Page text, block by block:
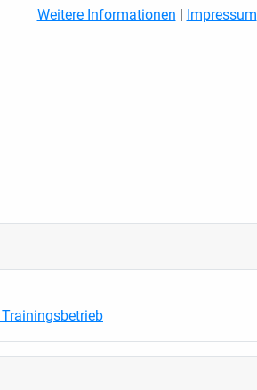
Weitere Informationen | Impressum